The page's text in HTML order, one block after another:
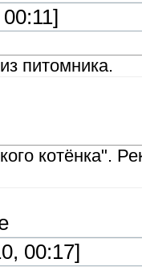
питомника.
котёнка".
00:17]